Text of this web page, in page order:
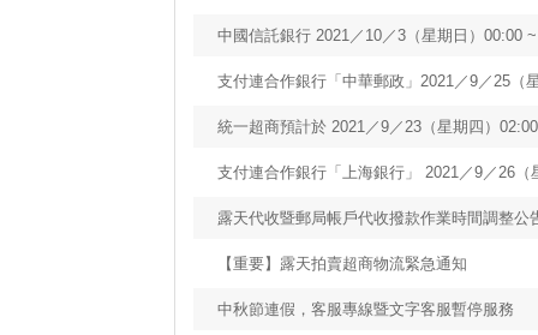
中國信託銀行 2021／10／3（星期日）00:00
支付連合作銀行「中華郵政」2021／9／25（
統一超商預計於 2021／9／23（星期四）
支付連合作銀行「上海銀行」 2021／9／26（
露天代收暨郵局帳戶代收撥款作業時間調整公
【重要】露天拍賣超商物流緊急通知
中秋節連假，客服專線暨文字客服暫停服務